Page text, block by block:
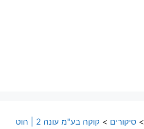
>סיקורים > קוקה בע"מ עונה 2 | הוט